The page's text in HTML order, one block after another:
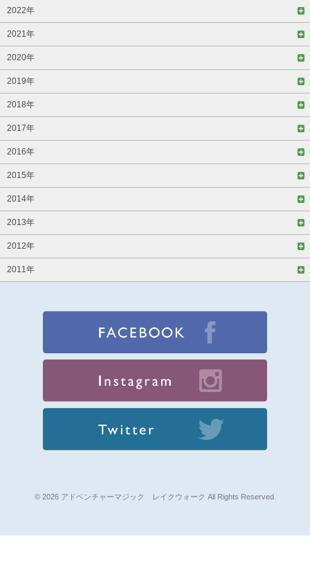
2022年
2021年
2020年
2019年
2018年
2017年
2016年
2015年
2014年
2013年
2012年
2011年
© 2026 アドベンチャーマジック レイクウォーク All Rights Reserved.